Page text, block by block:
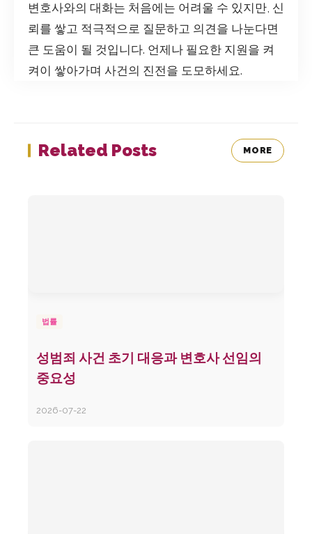
변호사와의 대화는 처음에는 어려울 수 있지만, 신
뢰를 쌓고 적극적으로 질문하고 의견을 나눈다면
큰 도움이 될 것입니다. 언제나 필요한 지원을 켜
켜이 쌓아가며 사건의 진전을 도모하세요.
Related Posts MORE
법률
성범죄 사건 초기 대응과 변호사 선임의
중요성
2026-07-22